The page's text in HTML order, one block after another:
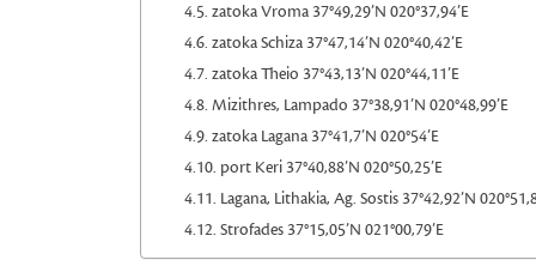
zatoka Vroma 37°49,29’N 020°37,94’E
zatoka Schiza 37°47,14’N 020°40,42’E
zatoka Theio 37°43,13’N 020°44,11’E
Mizithres, Lampado 37°38,91’N 020°48,99’E
zatoka Lagana 37°41,7’N 020°54’E
port Keri 37°40,88’N 020°50,25’E
Lagana, Lithakia, Ag. Sostis 37°42,92’N
Strofades 37°15,05’N 021°00,79’E